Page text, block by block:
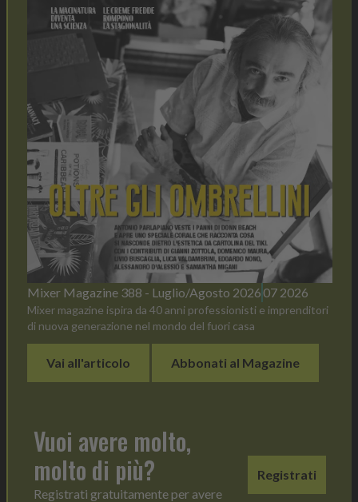
Mixer Magazine 388 - Luglio/Agosto 2026 07 2026
Mixer magazine ispira da 40 anni professionisti e imprenditori
di nuova generazione nel mondo del fuori casa
Vai all'articolo Abbonati al Magazine
Vuoi avere molto,
molto di più?
Registrati gratuitamente per avere
Registrati